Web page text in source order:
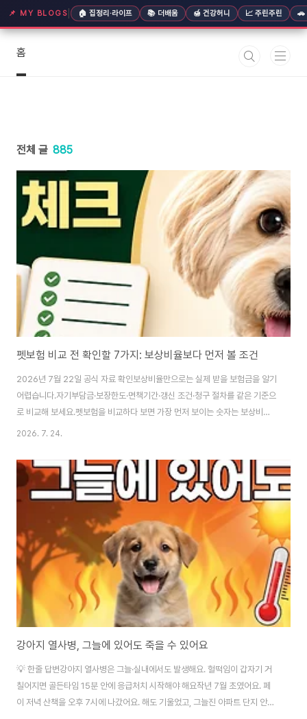
📌 MY BLOGS 🏠 집정리·라이프 📚 더배움 🍯 건강허니 📈 주린주린 🚗
홈
전체 글 885
펫보험 비교 전 확인할 7가지: 보상비율보다 먼저 볼 조건
2026년 7월 22일 공식 자료 확인보상비율만으로는 실제 받을 보험금을 알기
어렵습니다.자기부담금·보장한도·면책기간·갱신 조건·청구 절차를 같은 기준으
로 비교해 보세요.펫보험을 비교하다 보면 가장 먼저 보이는 숫자는 보상비율
입니다. 숫자가 높을수록 좋아 보이지만, 막상 약관을 펼쳐 보면 확인해야 할 조
·1회·연간 한도, 면책기간에 따라 달라집니다. 같은 보험사의 상품도 가입 시기
와 선택 조건이 다르면 결과가 달라질 수 있고요.따라서 펫보험은 회사 이름이
나 광고 문구보다 내가 가입하려는 정확한 상품의 약관과 상품설명서를 기준으
로 비교해야 합니다. 다음 일곱 가지를 같은 조건으로 맞춰 보면 차이가 더 분명
해집니다.이 글은 일반적인..
2026. 7. 24.
강아지 열사병, 그늘에 있어도 죽을 수 있어요
💡 한줄 답변강아지 열사병은 그늘·실내에서도 발생해요. 헐떡임이 갑자기 거
칠어지면 골든타임 15분 안에 응급처치 시작해야 해요작년 7월 초였어요. 페
이 저녁 산책을 오후 7시에 나갔어요. 해도 기울었고, 그늘진 아파트 단지 안이